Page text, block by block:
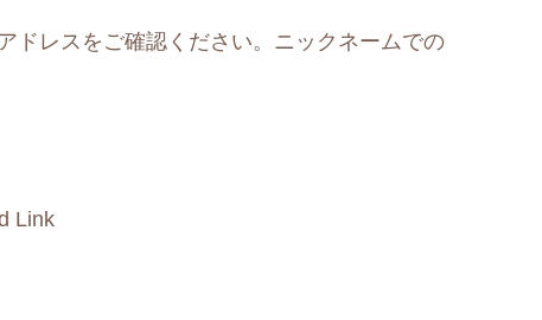
ドレスをご確認ください。ニックネームでの
Link